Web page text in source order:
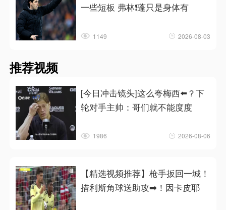
一些短板 弗林❗蓬只是身体有
1149 2026-08-03
推荐视频
[今日冲击镜头]这么夸梅西⬅️？下
轮对手主帅：哥们就不能度度
1986 2026-08-06
【精选视频推荐】枪手扳回一城！
措利斯角球送助攻➡️！因卡皮耶